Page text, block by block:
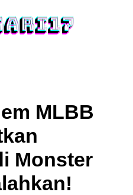
MLBB
Monster